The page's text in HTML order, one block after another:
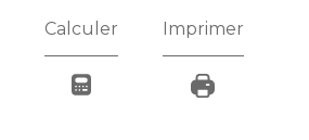
Calculer Imprimer